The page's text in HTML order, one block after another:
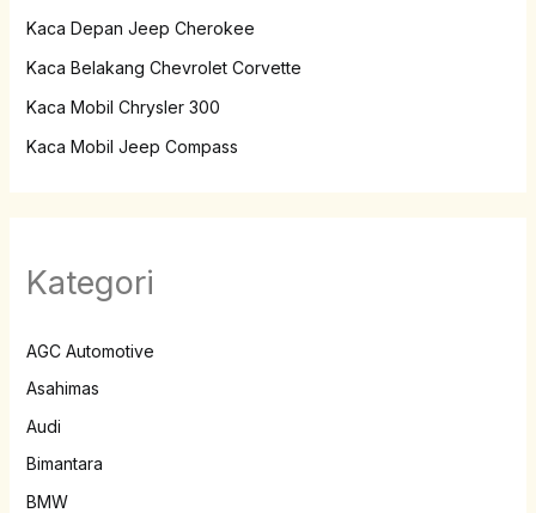
Kaca Depan Jeep Cherokee
Kaca Belakang Chevrolet Corvette
Kaca Mobil Chrysler 300
Kaca Mobil Jeep Compass
Kategori
AGC Automotive
Asahimas
Audi
Bimantara
BMW